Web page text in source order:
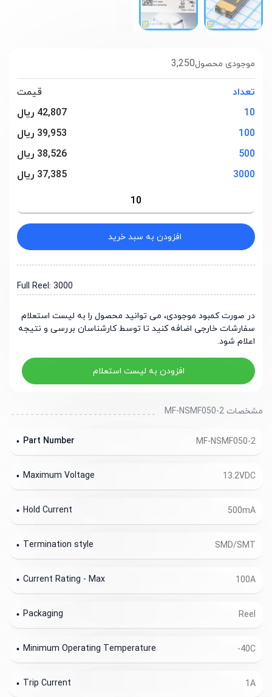
3,250موجودی محصول
تعداد
قیمت
10
42,807 ریال
100
39,953 ریال
500
38,526 ریال
3000
37,385 ریال
افزودن به سبد خرید
Full Reel: 3000
در صورت کمبود موجودی، می توانید محصول را به لیست استعلام
سفارشات خارجی اضافه کنید تا توسط کارشناسان بررسی و نتیجه
اعلام شود.
افزودن به لیست استعلام
مشخصات MF-NSMF050-2
MF-NSMF050-2
Part Number
13.2VDC
Maximum Voltage
500mA
Hold Current
SMD/SMT
Termination style
100A
Current Rating - Max
Reel
Packaging
-40C
Minimum Operating Temperature
1A
Trip Current